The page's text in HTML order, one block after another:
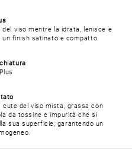
viso mentre la idrata, lenisce e
un finish satinato e compatto.
del viso mista, grassa con
da tossine e impurità che si
sua superficie, garantendo un